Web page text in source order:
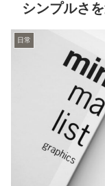
シンプルさ
日常